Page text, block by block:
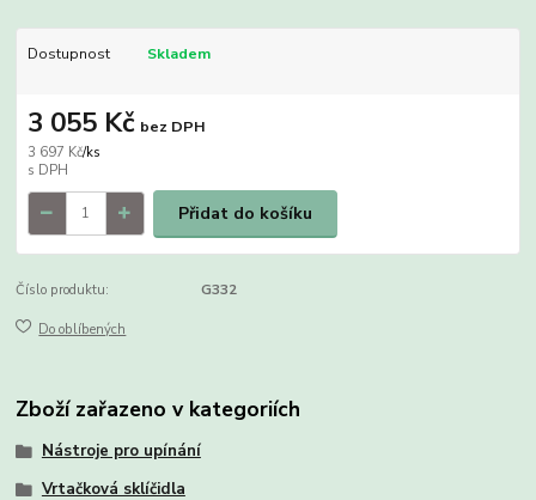
Dostupnost Skladem
3 697 Kč/ks
3 055 Kč bez DPH
Přidat do košíku
Číslo produktu: G332
Do oblíbených
Zboží zařazeno v kategoriích
Nástroje pro upínání
Vrtačková sklíčidla